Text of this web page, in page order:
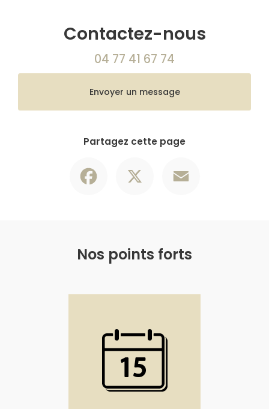
Contactez-nous
04 77 41 67 74
Envoyer un message
Partagez cette page
Nos points forts